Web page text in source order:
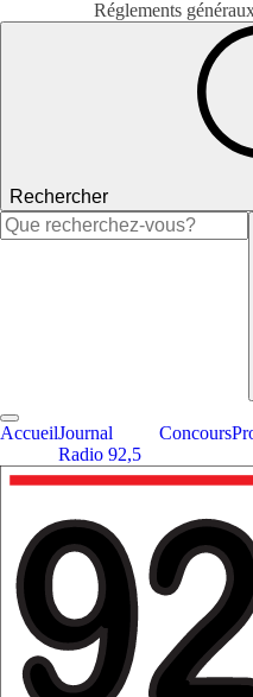
Réglements
Rechercher
Rechercher :
AccueilJournal
Radio 92,5
Concours